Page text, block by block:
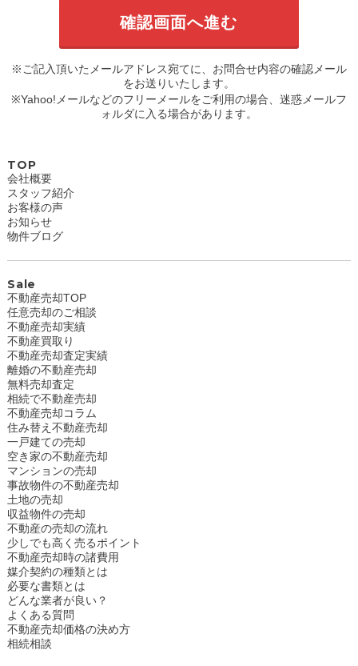
※ご記入頂いたメールアドレス宛てに、お問合せ内容の確認メール
をお送りいたします。
※Yahoo!メールなどのフリーメールをご利用の場合、迷惑メールフ
ォルダに入る場合があります。
TOP
会社概要
スタッフ紹介
お客様の声
お知らせ
物件ブログ
Sale
不動産売却TOP
任意売却のご相談
不動産売却実績
不動産買取り
不動産売却査定実績
離婚の不動産売却
無料売却査定
相続で不動産売却
不動産売却コラム
住み替え不動産売却
一戸建ての売却
空き家の不動産売却
マンションの売却
事故物件の不動産売却
土地の売却
収益物件の売却
不動産の売却の流れ
少しでも高く売るポイント
不動産売却時の諸費用
媒介契約の種類とは
必要な書類とは
どんな業者が良い？
よくある質問
不動産売却価格の決め方
相続相談